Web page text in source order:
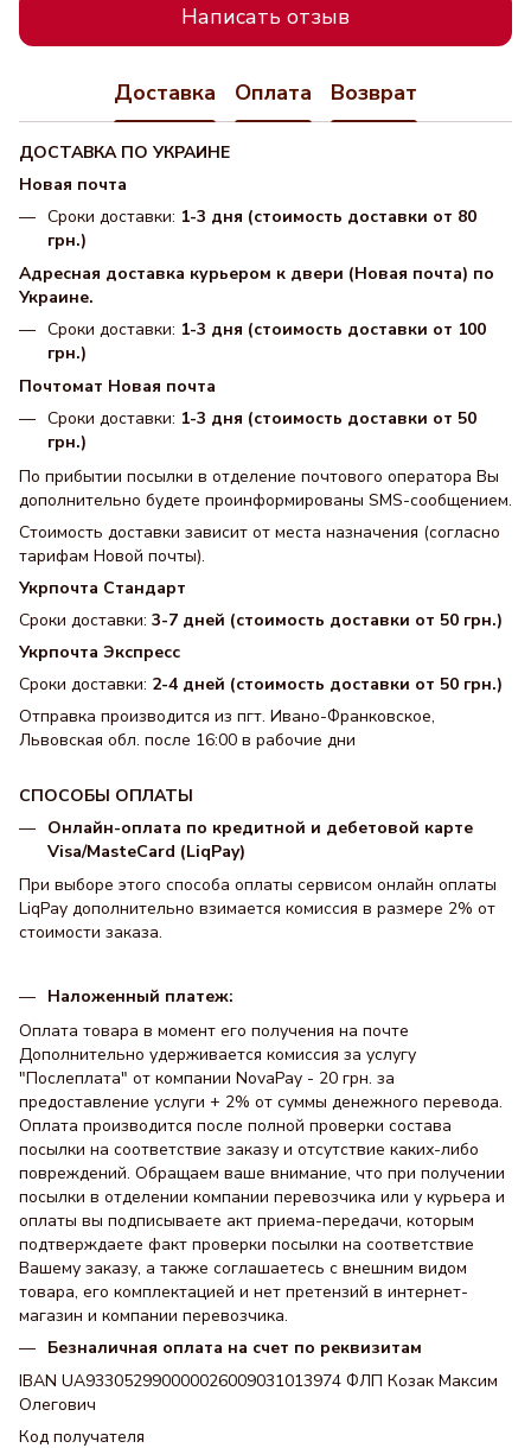
Написать отзыв
Доставка Оплата Возврат
ДОСТАВКА ПО УКРАИНЕ
Новая почта
Сроки доставки: 1-3 дня (стоимость доставки от 80
грн.)
Адресная доставка курьером к двери (Новая почта) по
Украине.
Сроки доставки: 1-3 дня (стоимость доставки от 100
грн.)
Почтомат Новая почта
Сроки доставки: 1-3 дня (стоимость доставки от 50
грн.)
По прибытии посылки в отделение почтового оператора Вы
дополнительно будете проинформированы SMS-сообщением.
Стоимость доставки зависит от места назначения (согласно
тарифам Новой почты).
Укрпочта Стандарт
Сроки доставки: 3-7 дней (стоимость доставки от 50 грн.)
Укрпочта Экспресс
Сроки доставки: 2-4 дней (стоимость доставки от 50 грн.)
Отправка производится из пгт. Ивано-Франковское,
Львовская обл. после 16:00 в рабочие дни
СПОСОБЫ ОПЛАТЫ
Онлайн-оплата по кредитной и дебетовой карте
Visa/MasteCard (LiqPay)
При выборе этого способа оплаты сервисом онлайн оплаты
LiqPay дополнительно взимается комиссия в размере 2% от
стоимости заказа.
Наложенный платеж:
Оплата товара в момент его получения на почте
Дополнительно удерживается комиссия за услугу
"Послеплата" от компании NovaPay - 20 грн. за
предоставление услуги + 2% от суммы денежного перевода.
Оплата производится после полной проверки состава
посылки на соответствие заказу и отсутствие каких-либо
повреждений. Обращаем ваше внимание, что при получении
посылки в отделении компании перевозчика или у курьера и
оплаты вы подписываете акт приема-передачи, которым
подтверждаете факт проверки посылки на соответствие
Вашему заказу, а также соглашаетесь с внешним видом
товара, его комплектацией и нет претензий в интернет-
магазин и компании перевозчика.
Безналичная оплата на счет по реквизитам
IBAN UA933052990000026009031013974 ФЛП Козак Максим
Олегович
Код получателя